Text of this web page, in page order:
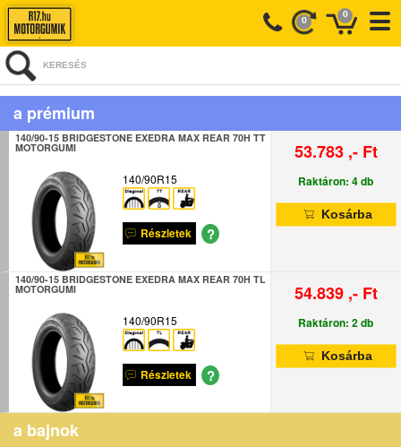
0
0
KERESÉS
a prémium
140/90-15 BRIDGESTONE EXEDRA MAX REAR 70H TT
MOTORGUMI
140/90R15
Részletek ?
53.783 ,- Ft
Raktáron: 4 db
Kosárba
140/90-15 BRIDGESTONE EXEDRA MAX REAR 70H TL
MOTORGUMI
140/90R15
Részletek ?
54.839 ,- Ft
Raktáron: 2 db
Kosárba
a bajnok